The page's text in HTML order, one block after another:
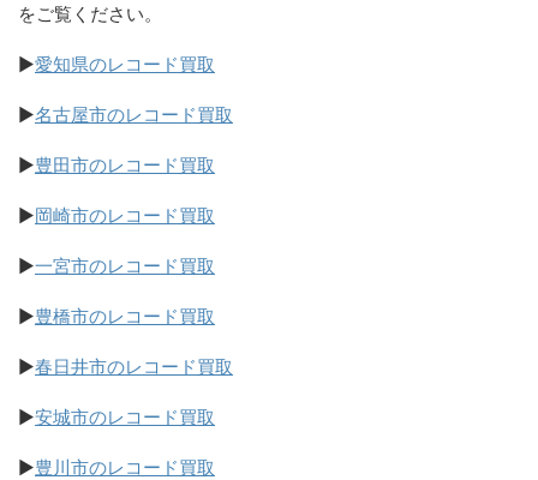
をご覧ください。
▶愛知県のレコード買取
▶名古屋市のレコード買取
▶豊田市のレコード買取
▶岡崎市のレコード買取
▶一宮市のレコード買取
▶豊橋市のレコード買取
▶春日井市のレコード買取
▶安城市のレコード買取
▶豊川市のレコード買取